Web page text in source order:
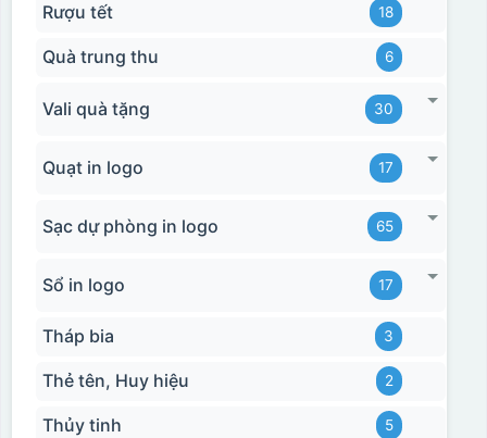
Hộp xi bình giữ nhiệt
Rượu tết 18
Quà trung thu 6
Vali quà tặng 30
Quạt in logo 17
Sạc dự phòng in logo 65
Sổ in logo 17
Tháp bia 3
Thẻ tên, Huy hiệu 2
Thủy tinh 5